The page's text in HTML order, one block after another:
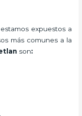
expuestos a
más comunes a la
son: